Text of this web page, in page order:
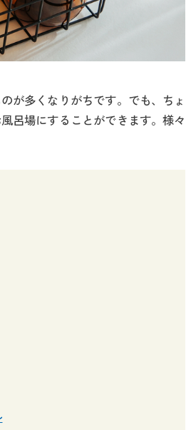
が多くなりがちです。でも、ちょ
呂場にすることができます。様々